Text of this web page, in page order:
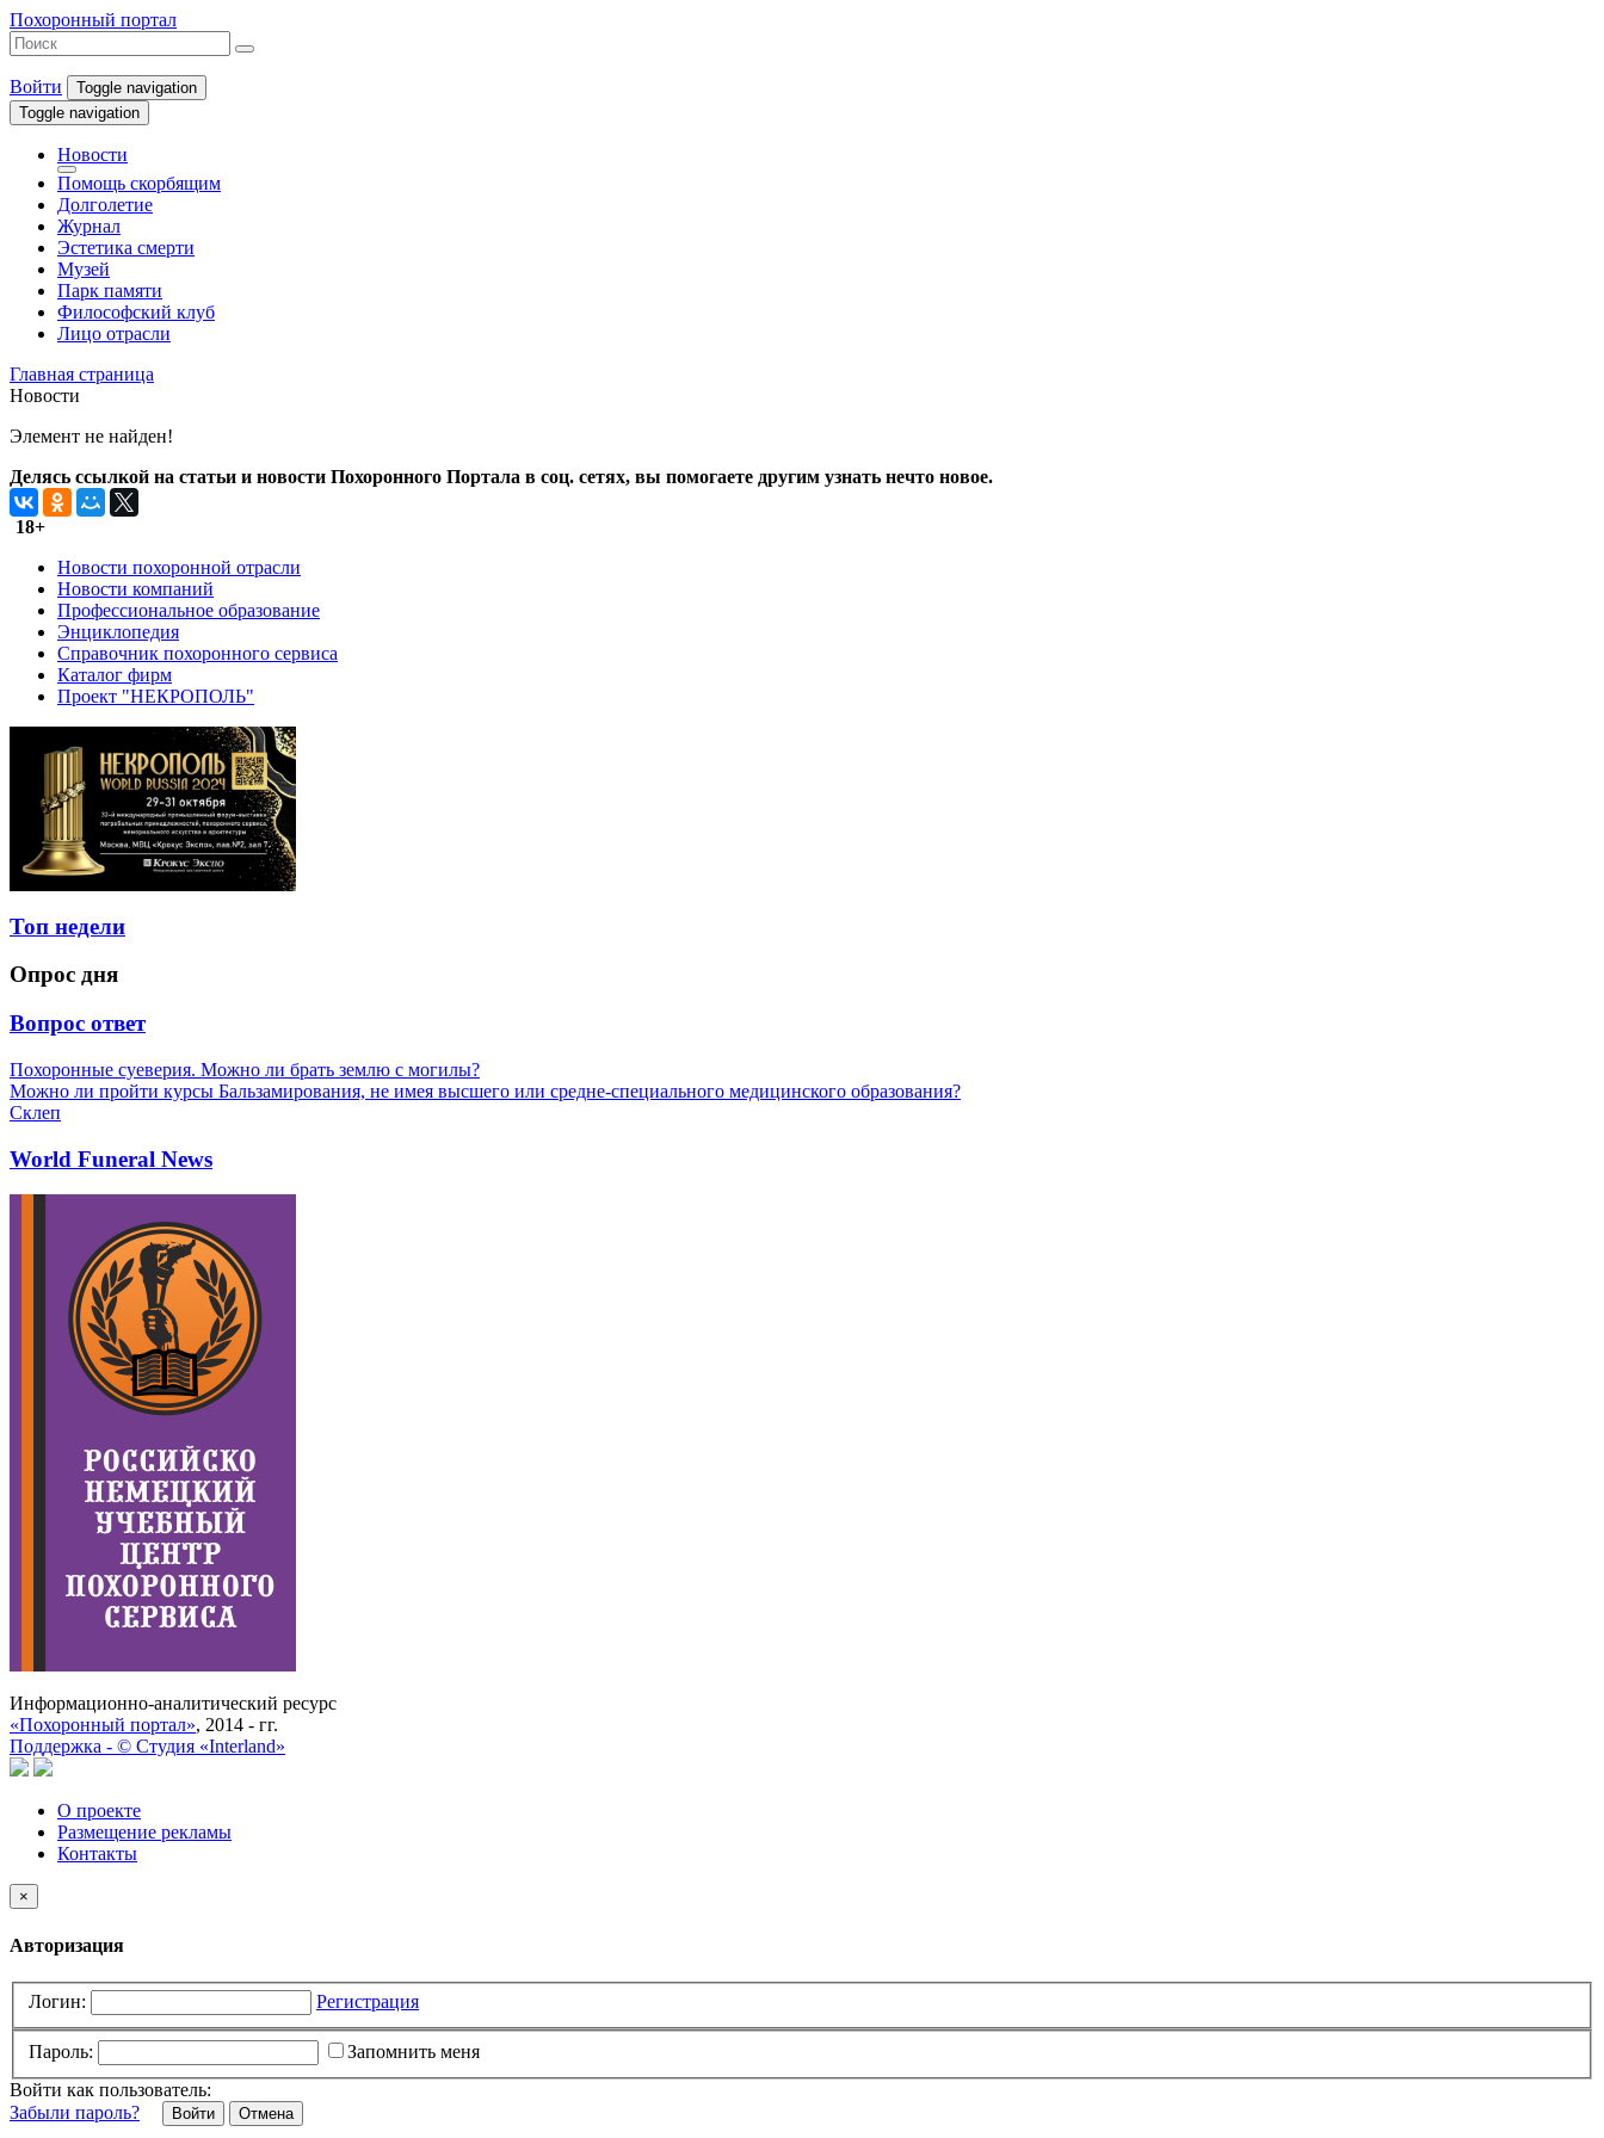
Похоронный портал
Войти
Toggle navigation
Toggle navigation
Новости
Помощь скорбящим
Долголетие
Журнал
Эстетика смерти
Музей
Парк памяти
Философский клуб
Лицо отрасли
Главная страница
Новости
Элемент не найден!
Делясь ссылкой на статьи и новости Похоронного Портала в соц. сетях, вы помогаете другим узнать нечто новое.
18+
Новости похоронной отрасли
Новости компаний
Профессиональное образование
Энциклопедия
Справочник похоронного сервиса
Каталог фирм
Проект "НЕКРОПОЛЬ"
Топ недели
Опрос дня
Вопрос ответ
Похоронные суеверия. Можно ли брать землю с могилы?
Можно ли пройти курсы Бальзамирования, не имея высшего или средне-специального медицинского образования?
Склеп
World Funeral News
Информационно-аналитический ресурс
«Похоронный портал», 2014 - гг.
Поддержка - © Cтудия «Interland»
О проекте
Размещение рекламы
Контакты
×
Авторизация
Логин: Регистрация
Пароль:
Запомнить меня
Войти как пользователь:
Забыли пароль?
Отмена